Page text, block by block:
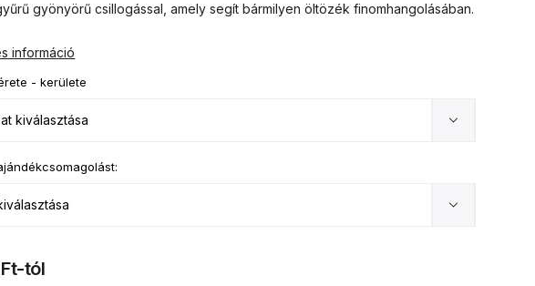
-tól
- kerülete
gyönyörű csillogással, amely segít bármilyen öltözék finomhangolásában.
információ